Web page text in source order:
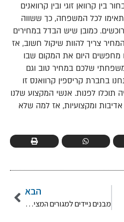
קרוואן זוגי ובין קרוואנים
לכל המשפחה, כך ששווה
כמובן שיש הבדל במחירים
צריך להוות שיקול חשוב, אז
היום את המקום שבו
שלכם במחיר טוב וגם
בחברת קריספין קרוואנס זו
תוכלו לפנות. אנשי המקצוע שלנו
ומקצועיות, אז למה שלא
הבא
מבנים ניידים למגורים המציעים תנאי נוחות וחסכון בהוצאות המחיה